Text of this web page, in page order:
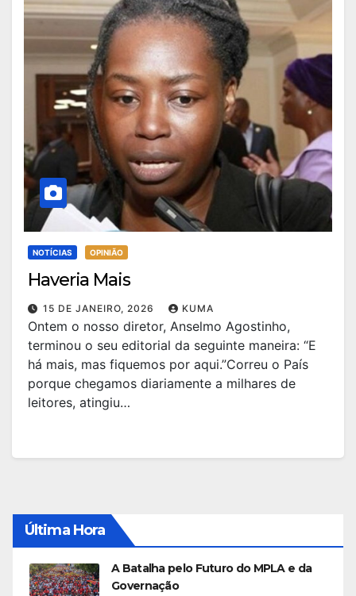
NOTÍCIAS OPINIÃO
Haveria Mais
15 DE JANEIRO, 2026 KUMA
Ontem o nosso diretor, Anselmo Agostinho,
terminou o seu editorial da seguinte maneira: “E
há mais, mas fiquemos por aqui.”Correu o País
porque chegamos diariamente a milhares de
leitores, atingiu…
Última Hora
A Batalha pelo Futuro do MPLA e da
Governação